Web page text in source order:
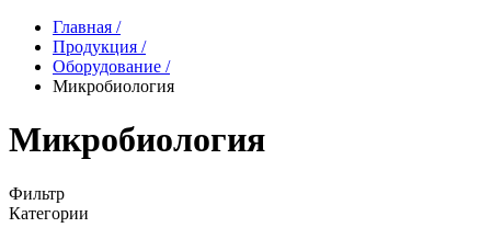
Главная /
Продукция /
Оборудование /
Микробиология
Микробиология
Фильтр
Категории